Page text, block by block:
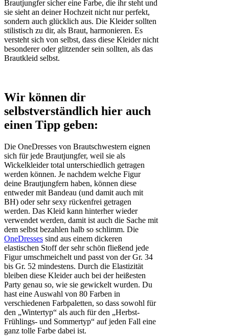
Brautjungfer sicher eine Farbe, die ihr steht und
sie sieht an deiner Hochzeit nicht nur perfekt,
sondern auch glücklich aus. Die Kleider sollten
stilistisch zu dir, als Braut, harmonieren. Es
versteht sich von selbst, dass diese Kleider nicht
besonderer oder glitzender sein sollten, als das
Brautkleid selbst.
Wir können dir
selbstverständlich hier auch
einen Tipp geben:
Die OneDresses von Brautschwestern eignen
sich für jede Brautjungfer, weil sie als
Wickelkleider total unterschiedlich getragen
werden können. Je nachdem welche Figur
deine Brautjungfern haben, können diese
entweder mit Bandeau (und damit auch mit
BH) oder sehr sexy rückenfrei getragen
werden. Das Kleid kann hinterher wieder
verwendet werden, damit ist auch die Sache mit
dem selbst bezahlen halb so schlimm. Die
OneDresses sind aus einem dickeren
elastischen Stoff der sehr schön fließend jede
Figur umschmeichelt und passt von der Gr. 34
bis Gr. 52 mindestens. Durch die Elastizität
bleiben diese Kleider auch bei der heißesten
Party genau so, wie sie gewickelt wurden. Du
hast eine Auswahl von 80 Farben in
verschiedenen Farbpaletten, so dass sowohl für
den „Wintertyp“ als auch für den „Herbst-
Frühlings- und Sommertyp“ auf jeden Fall eine
ganz tolle Farbe dabei ist.